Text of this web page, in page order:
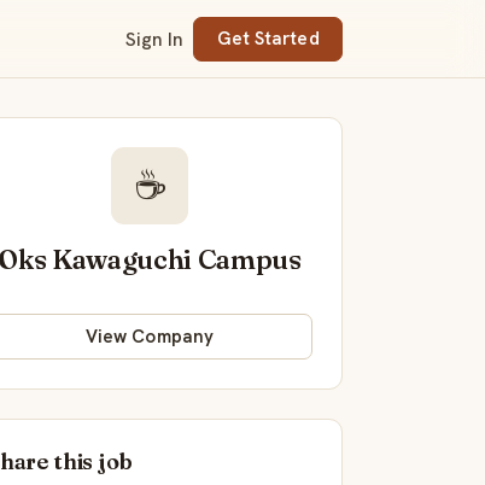
Sign In Get Started
☕
Oks Kawaguchi Campus
View Company
this job